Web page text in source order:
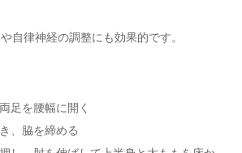
自律神経の調整にも効果的です。
足を腰幅に開く
、脇を締める